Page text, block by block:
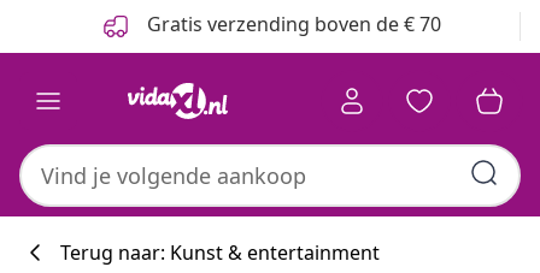
Gratis verzending boven de € 70
Terug naar: Kunst & entertainment